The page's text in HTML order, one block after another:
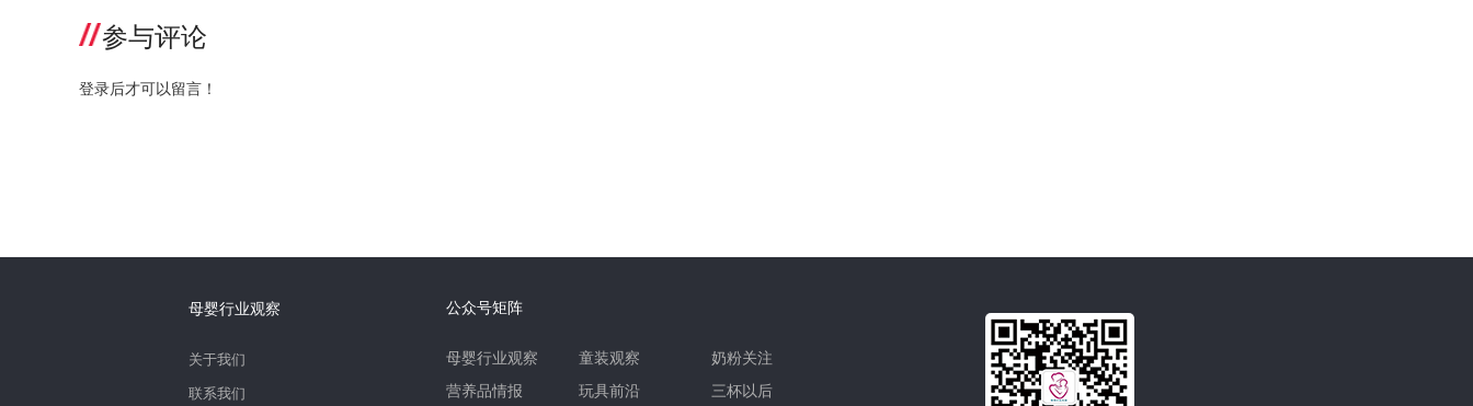
参与评论
登录后才可以留言！
母婴行业观察
关于我们
联系我们
公众号矩阵
母婴行业观察 童装观察
奶粉关注
营养品情报
玩具前沿 三杯以后